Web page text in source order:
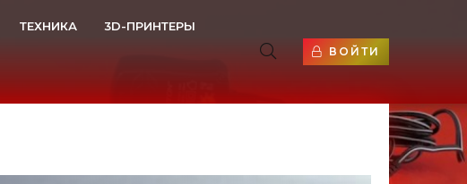
ТЕХНИКА 3D-ПРИНТЕРЫ
ВОЙТИ